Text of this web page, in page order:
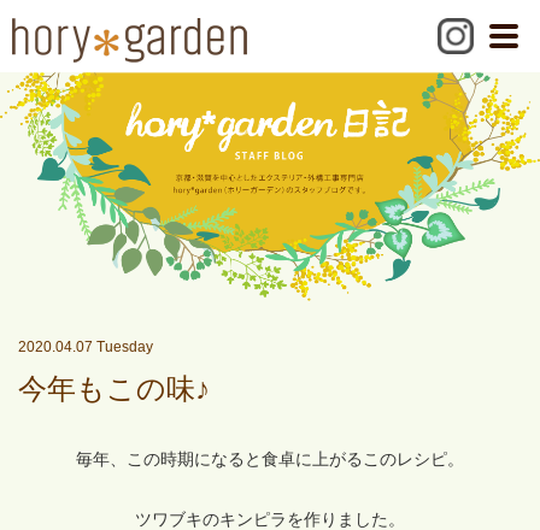
2020.04.07 Tuesday
今年もこの味♪
毎年、この時期になると食卓に上がるこのレシピ。
ツワブキのキンピラを作りました。